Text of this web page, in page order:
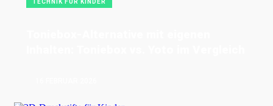
TECHNIK FÜR KINDER